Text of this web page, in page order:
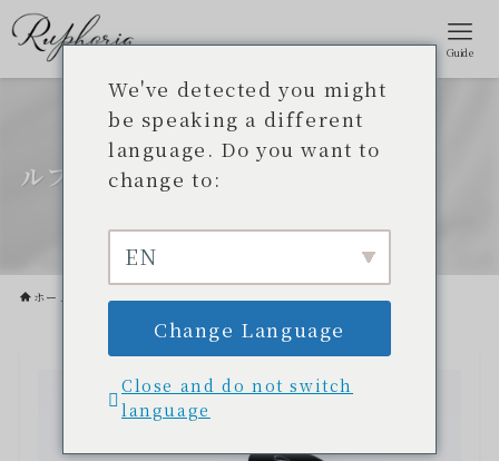
Guide
ルフォリア製品一覧
ホーム ルフォリア製品一覧
We've detected you might
be speaking a different
language. Do you want to
change to:
EN
Change Language
Close and do not switch
language